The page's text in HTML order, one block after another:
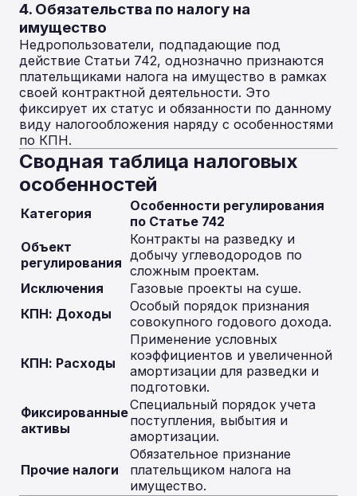
4. Обязательства по налогу на
имущество
Недропользователи, подпадающие под
действие Статьи 742, однозначно признаются
плательщиками налога на имущество в рамках
своей контрактной деятельности. Это
фиксирует их статус и обязанности по данному
виду налогообложения наряду с особенностями
по КПН.
Сводная таблица налоговых
особенностей
Категория
Особенности регулирования
по Статье 742
Объект
регулирования
Контракты на разведку и
добычу углеводородов по
сложным проектам.
Исключения
Газовые проекты на суше.
КПН: Доходы
Особый порядок признания
совокупного годового дохода.
КПН: Расходы
Применение условных
коэффициентов и увеличенной
амортизации для разведки и
подготовки.
Фиксированные
активы
Специальный порядок учета
поступления, выбытия и
амортизации.
Прочие налоги
Обязательное признание
плательщиком налога на
имущество.